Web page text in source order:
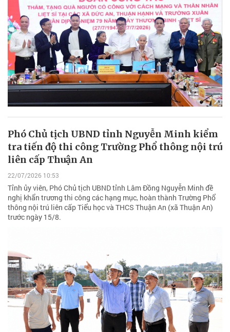
Phó Chủ tịch UBND tỉnh Nguyễn Minh kiểm
tra tiến độ thi công Trường Phổ thông nội trú
liên cấp Thuận An
22/07/2026 10:53
Tỉnh ủy viên, Phó Chủ tịch UBND tỉnh Lâm Đồng Nguyễn Minh đề
nghị khẩn trương thi công các hạng mục, hoàn thành Trường Phổ
thông nội trú liên cấp Tiểu học và THCS Thuận An (xã Thuận An)
trước ngày 15/8.